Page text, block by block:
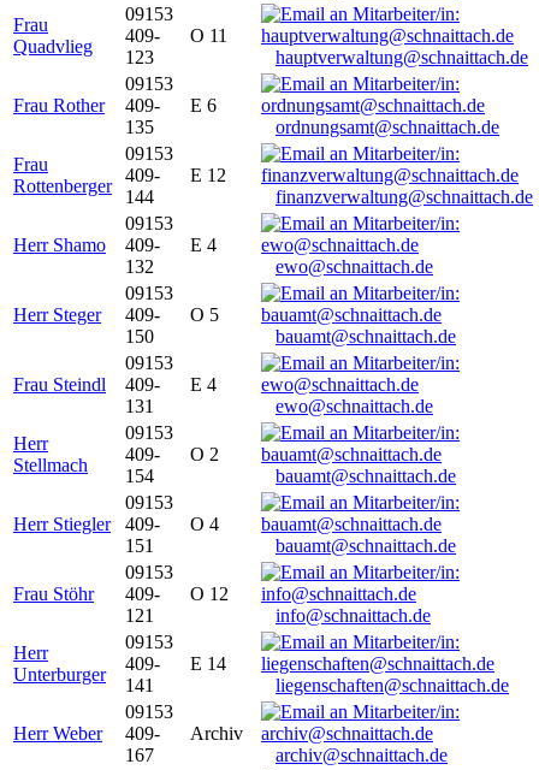
Frau
Quadvlieg
09153
409-
123
O 11
hauptverwaltung@schnaittach.de
Frau Rother
09153
409-
135
E 6
ordnungsamt@schnaittach.de
Frau
Rottenberger
09153
409-
144
E 12
finanzverwaltung@schnaittach.de
Herr Shamo
09153
409-
132
E 4
ewo@schnaittach.de
Herr Steger
09153
409-
150
O 5
bauamt@schnaittach.de
Frau Steindl
09153
409-
131
E 4
ewo@schnaittach.de
Herr
Stellmach
09153
409-
154
O 2
bauamt@schnaittach.de
Herr Stiegler
09153
409-
151
O 4
bauamt@schnaittach.de
Frau Stöhr
09153
409-
121
O 12
info@schnaittach.de
Herr
Unterburger
09153
409-
141
E 14
liegenschaften@schnaittach.de
Herr Weber
09153
409-
167
Archiv
archiv@schnaittach.de